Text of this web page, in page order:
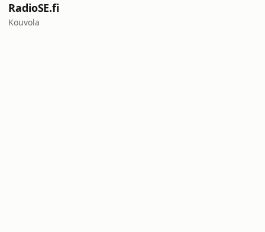
RadioSE.fi
Kouvola